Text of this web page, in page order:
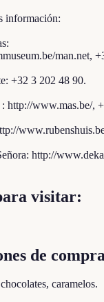
información:
man.net,
+32 3 202 48 90.
http://www.mas.be/,
http://
visitar:
de
caramelos.